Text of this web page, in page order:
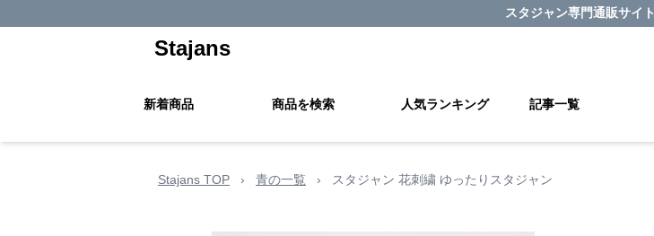
スタジャン専門通販サイト
Stajans
新着商品 商品を検索 人気ランキング 記事一覧
Stajans TOP › 青の一覧 › スタジャン 花刺繍 ゆったりスタジャン